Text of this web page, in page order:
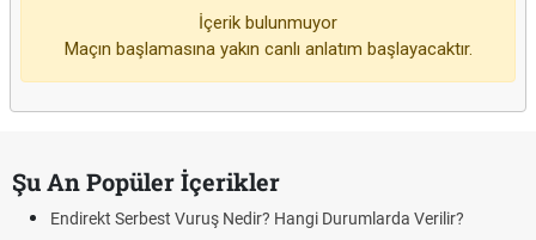
İçerik bulunmuyor
Maçın başlamasına yakın canlı anlatım başlayacaktır.
Şu An Popüler İçerikler
Endirekt Serbest Vuruş Nedir? Hangi Durumlarda Verilir?